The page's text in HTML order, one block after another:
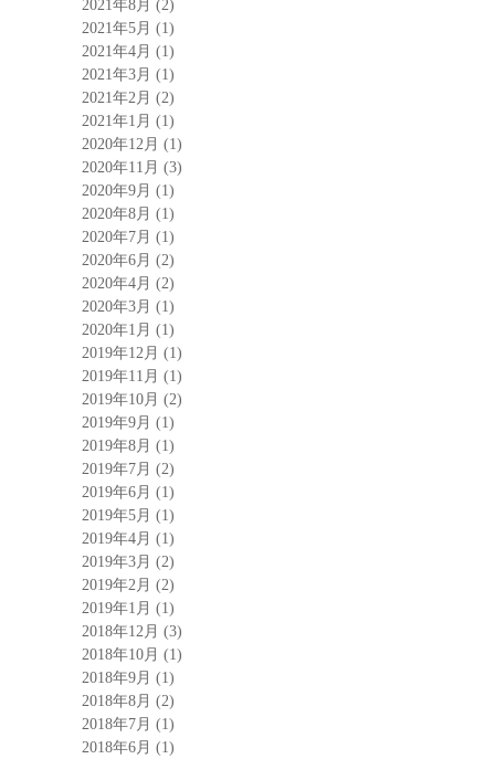
2021年8月 (2)
2021年5月 (1)
2021年4月 (1)
2021年3月 (1)
2021年2月 (2)
2021年1月 (1)
2020年12月 (1)
2020年11月 (3)
2020年9月 (1)
2020年8月 (1)
2020年7月 (1)
2020年6月 (2)
2020年4月 (2)
2020年3月 (1)
2020年1月 (1)
2019年12月 (1)
2019年11月 (1)
2019年10月 (2)
2019年9月 (1)
2019年8月 (1)
2019年7月 (2)
2019年6月 (1)
2019年5月 (1)
2019年4月 (1)
2019年3月 (2)
2019年2月 (2)
2019年1月 (1)
2018年12月 (3)
2018年10月 (1)
2018年9月 (1)
2018年8月 (2)
2018年7月 (1)
2018年6月 (1)